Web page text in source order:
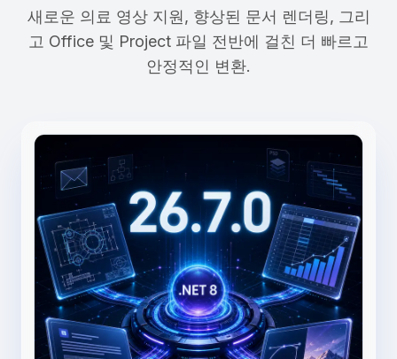
새로운 의료 영상 지원, 향상된 문서 렌더링, 그리
고 Office 및 Project 파일 전반에 걸친 더 빠르고
안정적인 변환.